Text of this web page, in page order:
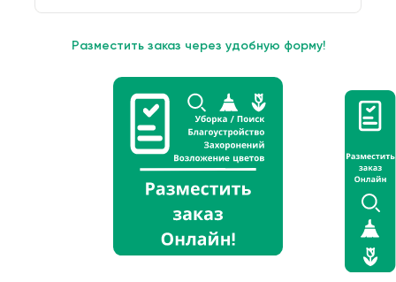
Разместить заказ через удобную форму!